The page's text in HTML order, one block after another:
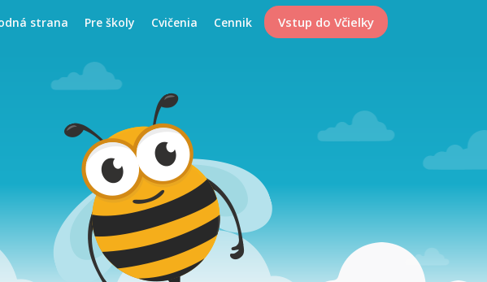
strana Pre školy Cvičenia Cennik Vstup do Včielky